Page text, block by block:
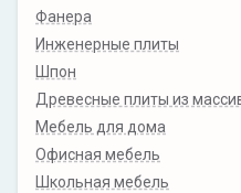
Фанера
Инженерные плиты
Шпон
Древесные плиты из
Мебель для дома
Офисная мебель
Школьная мебель